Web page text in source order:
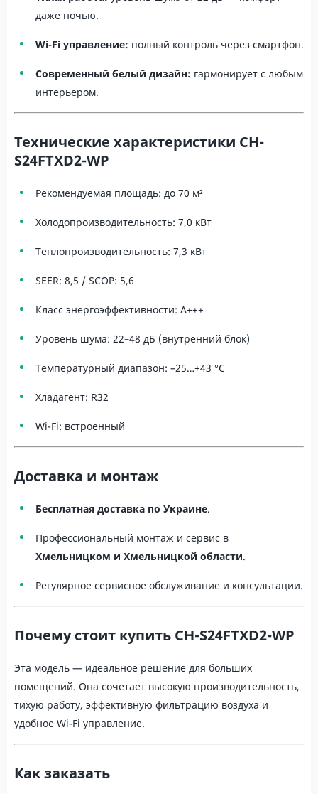
даже ночью.
Wi-Fi управление: полный контроль через смартфон.
Современный белый дизайн: гармонирует с любым
интерьером.
Технические характеристики CH-
S24FTXD2-WP
Рекомендуемая площадь: до 70 м²
Холодопроизводительность: 7,0 кВт
Теплопроизводительность: 7,3 кВт
SEER: 8,5 / SCOP: 5,6
Класс энергоэффективности: A+++
Уровень шума: 22–48 дБ (внутренний блок)
Температурный диапазон: –25…+43 °C
Хладагент: R32
Wi-Fi: встроенный
Доставка и монтаж
Бесплатная доставка по Украине.
Профессиональный монтаж и сервис в
Хмельницком и Хмельницкой области.
Регулярное сервисное обслуживание и консультации.
Почему стоит купить CH-S24FTXD2-WP
Эта модель — идеальное решение для больших
помещений. Она сочетает высокую производительность,
тихую работу, эффективную фильтрацию воздуха и
удобное Wi-Fi управление.
Как заказать